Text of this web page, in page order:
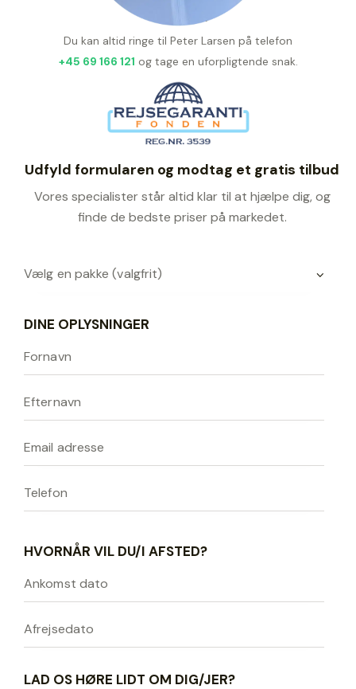
Du kan altid ringe til Peter Larsen på telefon
+45 69 166 121 og tage en uforpligtende snak.
Udfyld formularen og modtag et gratis tilbud
Vores specialister står altid klar til at hjælpe dig, og
finde de bedste priser på markedet.
DINE OPLYSNINGER
HVORNÅR VIL DU/I AFSTED?
LAD OS HØRE LIDT OM DIG/JER?